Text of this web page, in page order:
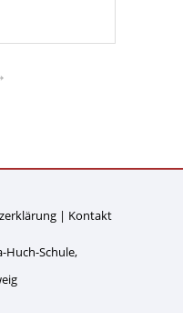
Kontakt
Huch-Schule,